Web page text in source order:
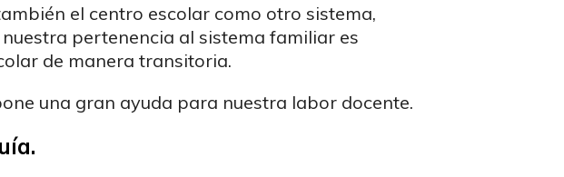
el centro escolar como otro sistema,
pertenencia al sistema familiar es
de manera transitoria.
una gran ayuda para nuestra labor docente.